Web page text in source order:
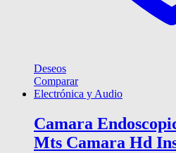
Deseos
Comparar
Electrónica y Audio
Camara
Mts Camara Hd